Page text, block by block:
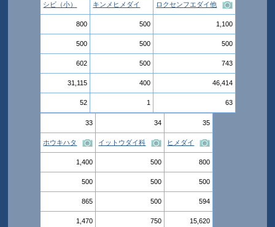
シビ（小）
800
500
602
31,115
52
キンメヒメダイ
500
500
500
400
1
ロクセンフエダイ他
1,100
500
743
46,414
63
33
ホウキハタ
1,400
500
865
1,470
34
イットウダイ科
500
500
500
750
35
ヒメダイ
800
500
594
15,620